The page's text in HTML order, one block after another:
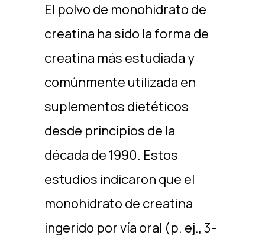
El polvo de monohidrato de
creatina ha sido la forma de
creatina más estudiada y
comúnmente utilizada en
suplementos dietéticos
desde principios de la
década de 1990. Estos
estudios indicaron que el
monohidrato de creatina
ingerido por vía oral (p. ej., 3-